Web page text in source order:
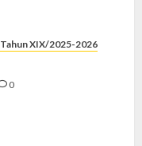
Tahun XIX/2025-2026
0